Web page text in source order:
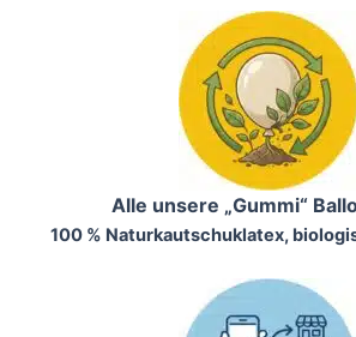
Alle unsere „Gummi“
100 % Naturkautschuklatex,